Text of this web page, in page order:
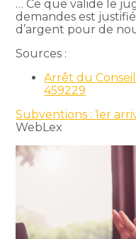
… Ce que valide le
demandes est justifié
d’argent pour de
Sources :
Arrêt du
459229
Subventions : 1er
WebLex